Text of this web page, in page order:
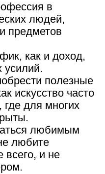
в
людей,
предметов
как и доход,
усилий.
полезные
искусство часто
где для многих
любимым
любите
всего, и не